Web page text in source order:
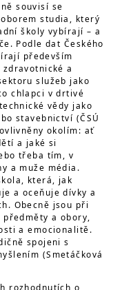
souvisí se
studia, který
školy vybírají – a
Podle dat Českého
především
a
služeb jako
chlapci v drtivé
vědy jako
stavebnictví (ČSÚ
okolím: ať
a jaké si
třeba tím, v
a muže média.
která, jak
a oceňuje dívky a
Obecně jsou při
a obory,
a emocionalitě.
spojeni s
(Smetáčková